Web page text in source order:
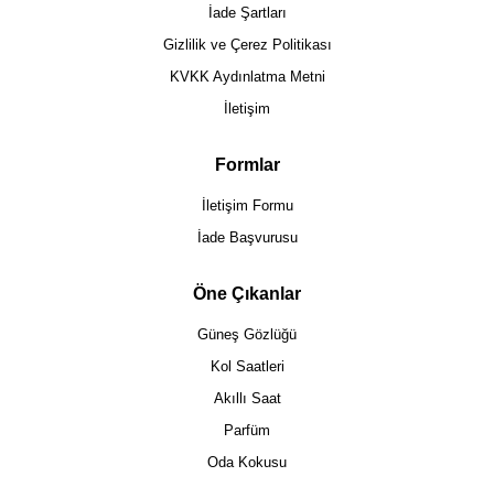
İade Şartları
Gizlilik ve Çerez Politikası
KVKK Aydınlatma Metni
İletişim
Formlar
İletişim Formu
İade Başvurusu
Öne Çıkanlar
Güneş Gözlüğü
Kol Saatleri
Akıllı Saat
Parfüm
Oda Kokusu